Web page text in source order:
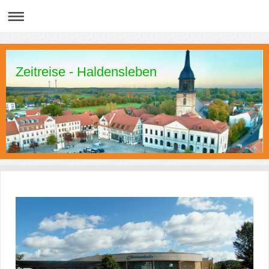
Zeitreise - Haldensleben